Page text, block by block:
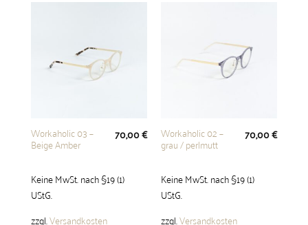
Workaholic 03 –
Beige Amber
70,00€
Keine MwSt. nach §19 (1)
UStG.
zzgl.Versandkosten
Workaholic 02 –
grau / perlmutt
70,00€
Keine MwSt. nach §19 (1)
UStG.
zzgl.Versandkosten